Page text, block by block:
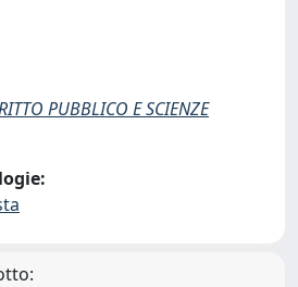
PUBBLICO E SCIENZE